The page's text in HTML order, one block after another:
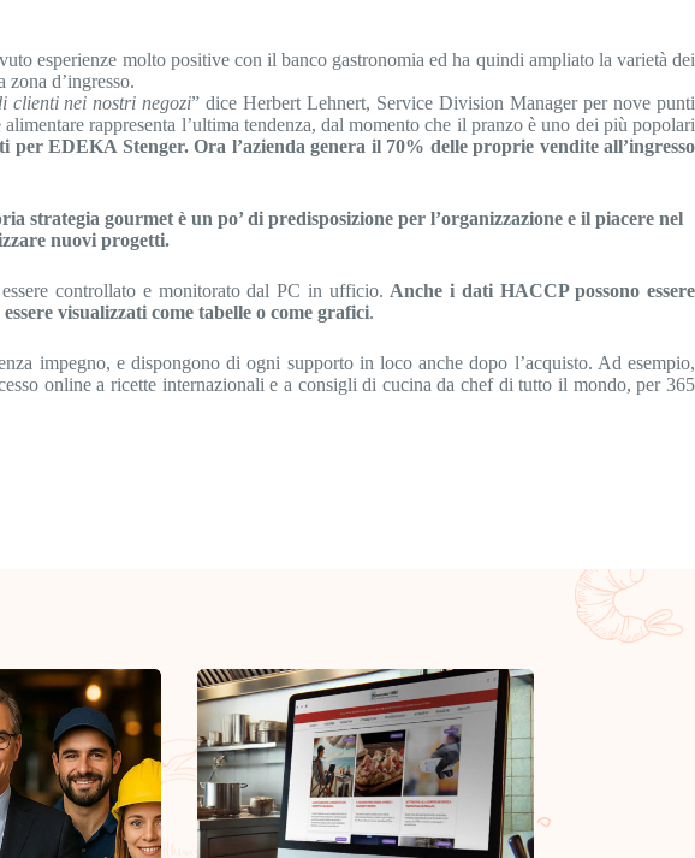
esperienze molto positive con il banco gastronomia ed ha quindi ampliato la varietà dei
d’ingresso.
clienti nei nostri negozi” dice Herbert Lehnert, Service Division Manager per nove punti
rappresenta l’ultima tendenza, dal momento che il pranzo è uno dei più popolari
EDEKA Stenger. Ora l’azienda genera il 70% delle proprie vendite all’ingresso
strategia gourmet è un po’ di predisposizione per l’organizzazione e il piacere nel
nuovi progetti.
controllato e monitorato dal PC in ufficio. Anche i dati HACCP possono essere
visualizzati come tabelle o come grafici.
impegno, e dispongono di ogni supporto in loco anche dopo l’acquisto. Ad esempio,
online a ricette internazionali e a consigli di cucina da chef di tutto il mondo, per 365